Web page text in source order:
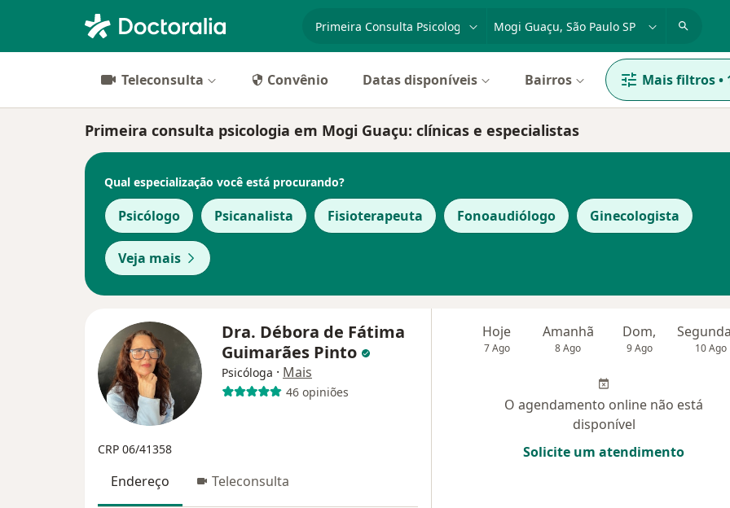
Teleconsulta Convênio Datas disponíveis Bairros Mais filtros•
Primeira consulta psicologia em Mogi Guaçu: clínicas e especialistas
Qual especialização você está procurando?
Psicólogo Psicanalista Fisioterapeuta Fonoaudiólogo Ginecologista
Veja mais
Dra. Débora de Fátima
Guimarães Pinto
Psicóloga · Mais
46 opiniões
CRP 06/41358
Endereço Teleconsulta
Hoje
7 Ago
Amanhã
8 Ago
Dom,
9 Ago 10 Ago
O agendamento online não está
disponível
Solicite um atendimento